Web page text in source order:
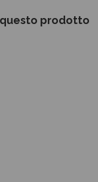
prodotto